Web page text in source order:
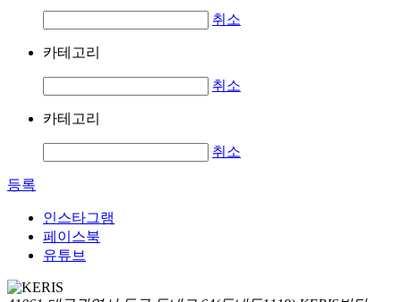
취소
카테고리
취소
카테고리
취소
등록
인스타그램
페이스북
유튜브